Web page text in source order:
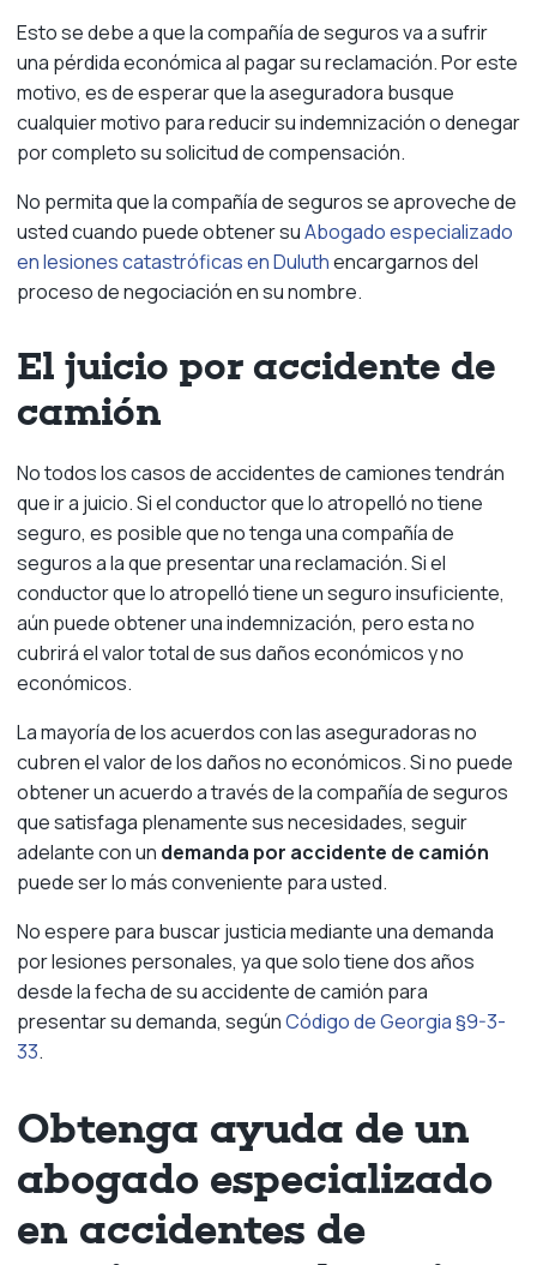
Esto se debe a que la compañía de seguros va a sufrir
una pérdida económica al pagar su reclamación. Por este
motivo, es de esperar que la aseguradora busque
cualquier motivo para reducir su indemnización o denegar
por completo su solicitud de compensación.
No permita que la compañía de seguros se aproveche de
usted cuando puede obtener suAbogado especializado
en lesiones catastróficas en Duluthencargarnos del
proceso de negociación en su nombre.
El juicio por accidente de
camión
No todos los casos de accidentes de camiones tendrán
que ir a juicio. Si el conductor que lo atropelló no tiene
seguro, es posible que no tenga una compañía de
seguros a la que presentar una reclamación. Si el
conductor que lo atropelló tiene un seguro insuficiente,
aún puede obtener una indemnización, pero esta no
cubrirá el valor total de sus daños económicos y no
económicos.
La mayoría de los acuerdos con las aseguradoras no
cubren el valor de los daños no económicos. Si no puede
obtener un acuerdo a través de la compañía de seguros
que satisfaga plenamente sus necesidades, seguir
adelante con un demanda por accidente de camión
puede ser lo más conveniente para usted.
No espere para buscar justicia mediante una demanda
por lesiones personales, ya que solo tiene dos años
desde la fecha de su accidente de camión para
presentar su demanda, segúnCódigo de Georgia §9-3-
33.
Obtenga ayuda de un
abogado especializado
en accidentes de